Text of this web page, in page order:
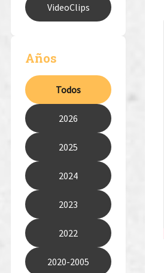
VideoClips
Años
Todos
2026
2025
2024
2023
2022
2020-2005